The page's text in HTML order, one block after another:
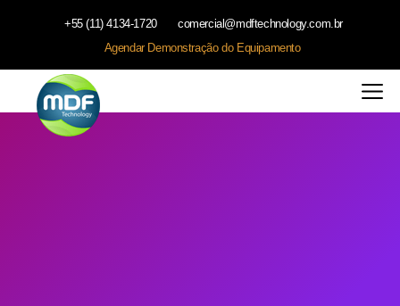
+55 (11) 4134-1720
comercial@mdftechnology.com.br
Agendar Demonstração do Equipamento